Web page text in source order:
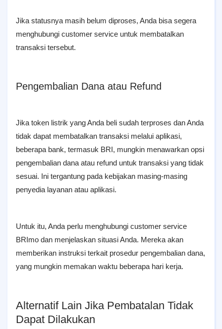
Jika statusnya masih belum diproses, Anda bisa segera
menghubungi customer service untuk membatalkan
transaksi tersebut.
Pengembalian Dana atau Refund
Jika token listrik yang Anda beli sudah terproses dan Anda
tidak dapat membatalkan transaksi melalui aplikasi,
beberapa bank, termasuk BRI, mungkin menawarkan opsi
pengembalian dana atau refund untuk transaksi yang tidak
sesuai. Ini tergantung pada kebijakan masing-masing
penyedia layanan atau aplikasi.
Untuk itu, Anda perlu menghubungi customer service
BRImo dan menjelaskan situasi Anda. Mereka akan
memberikan instruksi terkait prosedur pengembalian dana,
yang mungkin memakan waktu beberapa hari kerja.
Alternatif Lain Jika Pembatalan Tidak
Dapat Dilakukan